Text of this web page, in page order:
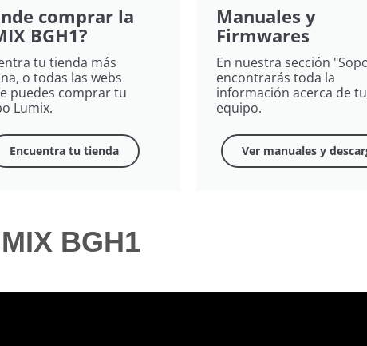
comprar la
BGH1?
tu tienda más
o todas las webs
puedes comprar tu
Lumix​.
Encuentra tu tienda
Manuales y
Firmwares
En nuestra sección
encontrarás toda la
información acerca de tu
equipo.
Ver manuales y
BGH1